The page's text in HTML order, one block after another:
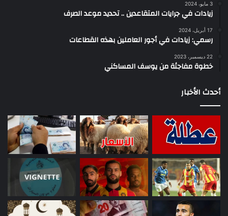
3 مايو، 2024
زيادات في جرايات المتقاعدين .. تحديد موعد الصرف
17 أبريل، 2024
رسمي: زيادات في أجور العاملين بهذه القطاعات
22 ديسمبر، 2023
خطوة مفاجئة من يوسف المساكني
أحدث الأخبار